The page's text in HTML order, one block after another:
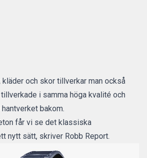
kläder och skor tillverkar man också
i samma höga kvalité och
bakom.
får vi se det klassiska
nytt sätt, skriver Robb Report.